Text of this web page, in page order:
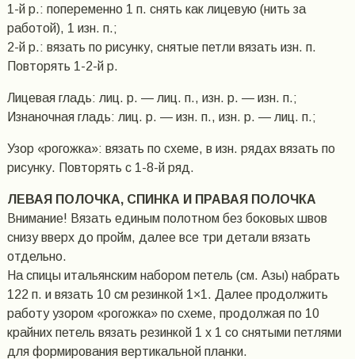
1-й р.: попеременно 1 п. снять как лицевую (нить за
работой), 1 изн. п.;
2-й р.: вязать по рисунку, снятые петли вязать изн. п.
Повторять 1-2-й р.
Лицевая гладь: лиц. р. — лиц. п., изн. р. — изн. п.;
Изнаночная гладь: лиц. р. — изн. п., изн. р. — лиц. п.;
Узор «рогожка»: вязать по схеме, в изн. рядах вязать по
рисунку. Повторять с 1-8-й ряд.
ЛЕВАЯ ПОЛОЧКА, СПИНКА И ПРАВАЯ ПОЛОЧКА
Внимание! Вязать единым полотном без боковых швов
снизу вверх до пройм, далее все три детали вязать
отдельно.
На спицы итальянским набором петель (см. Азы) набрать
122 п. и вязать 10 см резинкой 1×1. Далее продолжить
работу узором «рогожка» по схеме, продолжая по 10
крайних петель вязать резинкой 1 х 1 со снятыми петлями
для формирования вертикальной планки.